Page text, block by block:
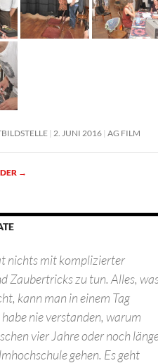
2. JUNI 2016 AG FILM
→
nichts mit komplizierter
Zaubertricks zu tun. Alles,
kann man in einem Tag
nie verstanden, warum
vier Jahre oder noch
gehen. Es geht